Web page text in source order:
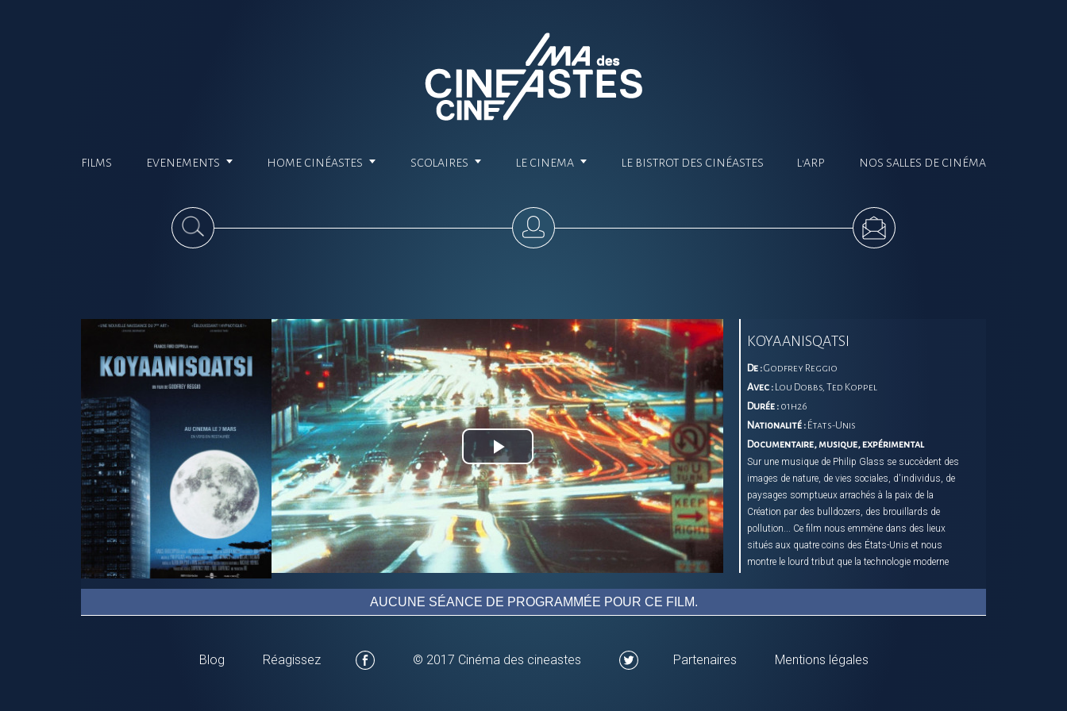
FILMS EVENEMENTS HOME CINÉASTES SCOLAIRES LE CINEMA LE BISTROT DES CINÉASTES L'ARP NOS SALLES DE CINÉMA
Play
Video
KOYAANISQATSI
De :Godfrey Reggio
Avec : Lou Dobbs, Ted Koppel
Durée : 01h26
Nationalité : États-Unis
Documentaire, musique, expérimental
Sur une musique de Philip Glass se succèdent des
images de nature, de vies sociales, d'individus, de
paysages somptueux arrachés à la paix de la
Création par des bulldozers, des brouillards de
pollution... Ce film nous emmène dans des lieux
situés aux quatre coins des États-Unis et nous
montre le lourd tribut que la technologie moderne
AUCUNE SÉANCE DE PROGRAMMÉE POUR CE FILM.
Blog Réagissez © 2017 Cinéma des cineastes Partenaires Mentions légales